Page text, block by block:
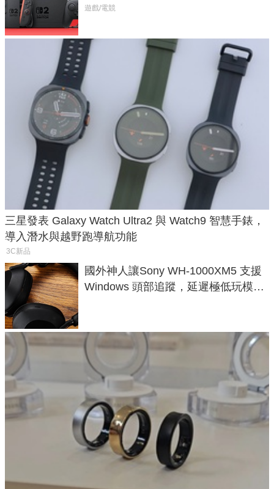
戲卡的選擇
遊戲/電競
三星發表 Galaxy Watch Ultra2 與 Watch9 智慧手錶，
導入潛水與越野跑導航功能
3C新品
國外神人讓Sony WH-1000XM5 支援
Windows 頭部追蹤，延遲極低玩模擬